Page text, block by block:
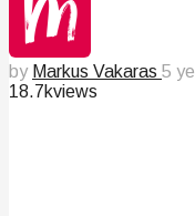
by Markus Vakaras 5
18.7kviews